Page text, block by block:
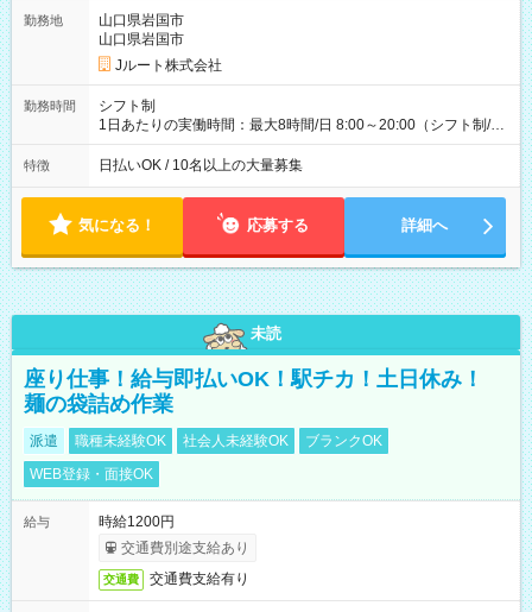
万円／週6日稼働 ・地方郊外エリア 月収40万円／週5日稼働 月
収40万円~50万円／週6日稼働 ＜モデルイメージ＞ ■月収50万
円 (27歳男性/江東区在住)※元建築関係 1日150個配達×25日勤務
(日休み) ■月収80万円(43歳男性/墨田区在住)※元営業 1日200個
勤務地
山口県岩国市
山口県岩国市
Jルート株式会社
勤務時間
シフト制
1日あたりの実働時間：最大8時間/日 8:00～20:00（シフト制/実
働8時間） ※週5日勤務（場所次第では週4も有り） ※配達状況
によって時間外での勤務可能性有り ※案件により多少の前後あ
特徴 日払いOK / 10名以上の大量募集
気になる！ 応募する 詳細へ
未読
座り仕事！給与即払いOK！駅チカ！土日休み！
麺の袋詰め作業
派遣 職種未経験OK 社会人未経験OK
ブランクOK
WEB登録・面接OK
給与
時給1200円
交通費別途支給あり
交通費 交通費支給有り